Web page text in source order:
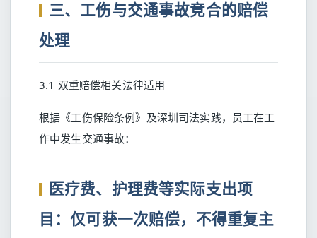
三、工伤与交通事故竞合的赔偿
处理
3.1 双重赔偿相关法律适用
根据《工伤保险条例》及深圳司法实践，员工在工
作中发生交通事故：
医疗费、护理费等实际支出项
目：仅可获一次赔偿，不得重复主